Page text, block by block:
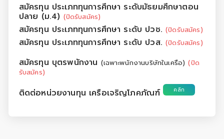
สมัครทุน ประเภททุนการศึกษา ระดับมัธยมศึกษาตอน
ปลาย (ม.4) (ปิดรับสมัคร)
สมัครทุน ประเภททุนการศึกษา ระดับ ปวช.(ปิดรับสมัคร)
สมัครทุน ประเภททุนการศึกษา ระดับ ปวส.(ปิดรับสมัคร)
สมัครทุน บุตรพนักงาน (เฉพาะพนักงานบริษัทในเครือ) (ปิด
รับสมัคร)
ติดต่อหน่วยงานทุน เครือเจริญโภคภัณฑ์ คลิก